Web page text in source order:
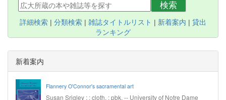
検索
詳細検索 | 分類検索 | 雑誌タイトルリスト | 新着案内 | 貸出
ランキング
新着案内
Flannery O'Connor's sacramental art
Susan Srigley ; : cloth, : pbk. -- University of Notre Dame